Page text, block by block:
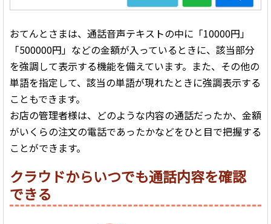
おてんとさまは、通話音声テキストの中に「10000円」
「500000円」などの金額が入っているときに、該当部分
を強調して表示する機能を備えています。また、その他の
単語を指定して、該当の単語が現れたときに強調表示する
こともできます。
お店の管理者様は、どのような内容の通話だったか、金額
がいくらの注文の電話であったかなどをひと目で把握する
ことができます。
クラウドからいつでも通話内容を確認
できる